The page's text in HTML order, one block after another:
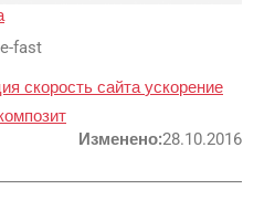
fast
скорость сайтаускорение
Изменено:28.10.2016